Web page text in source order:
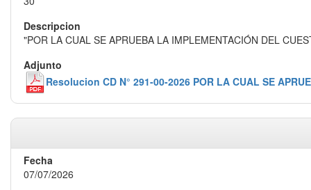
"POR LA CUAL SE APRUEBA LA IMPLEMENTACIÓN DEL
Resolucion CD N° 291-00-2026 POR LA CUAL SE
07/07/2026